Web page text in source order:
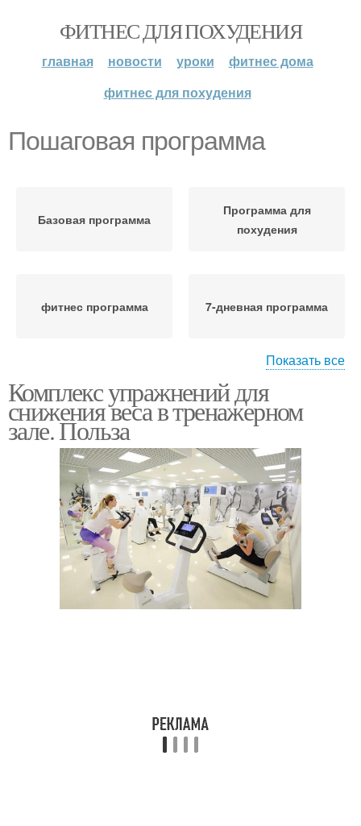
ФИТНЕС ДЛЯ ПОХУДЕНИЯ
главная новости уроки
фитнес дома
фитнес для похудения
Пошаговая программа
Базовая программа
Программа для
похудения
фитнес программа 7-дневная программа
программы
Программы для
похудения
Показать все
Комплекс упражнений для
снижения веса в тренажерном
зале. Польза